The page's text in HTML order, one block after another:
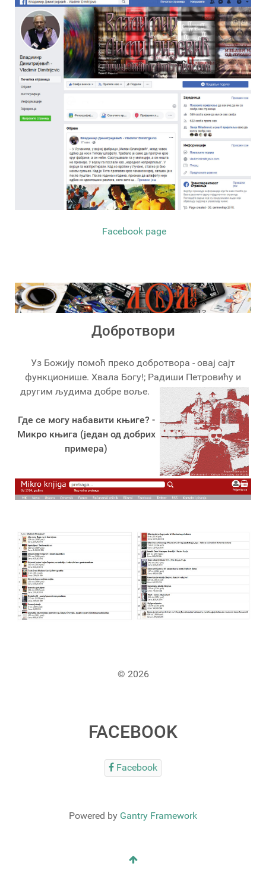
Facebook page
Добротвори
Уз Божију помоћ преко добротвора - овај сајт
функционише. Хвала Богу!; Радиши Петровићу и
другим људима добре воље.
Где се могу набавити књиге? -
Микро књига (један од добрих
примера)
© 2026
FACEBOOK
Facebook
Powered by Gantry Framework